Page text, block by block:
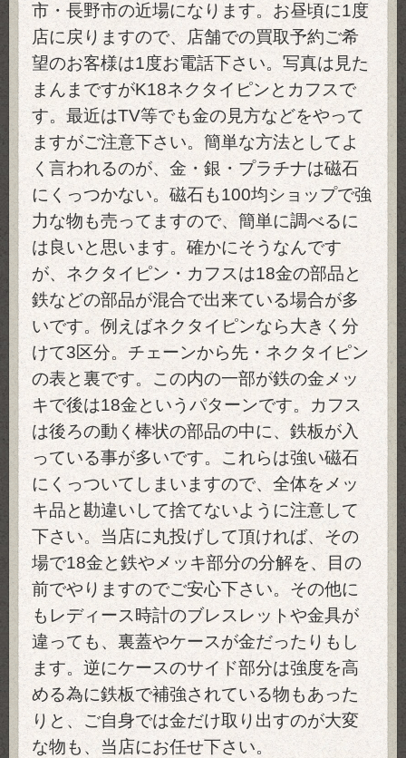
市・長野市の近場になります。お昼頃に1度
店に戻りますので、店舗での買取予約ご希
望のお客様は1度お電話下さい。写真は見た
まんまですがK18ネクタイピンとカフスで
す。最近はTV等でも金の見方などをやって
ますがご注意下さい。簡単な方法としてよ
く言われるのが、金・銀・プラチナは磁石
にくっつかない。磁石も100均ショップで強
力な物も売ってますので、簡単に調べるに
は良いと思います。確かにそうなんです
が、ネクタイピン・カフスは18金の部品と
鉄などの部品が混合で出来ている場合が多
いです。例えばネクタイピンなら大きく分
けて3区分。チェーンから先・ネクタイピン
の表と裏です。この内の一部が鉄の金メッ
キで後は18金というパターンです。カフス
は後ろの動く棒状の部品の中に、鉄板が入
っている事が多いです。これらは強い磁石
にくっついてしまいますので、全体をメッ
キ品と勘違いして捨てないように注意して
下さい。当店に丸投げして頂ければ、その
場で18金と鉄やメッキ部分の分解を、目の
前でやりますのでご安心下さい。その他に
もレディース時計のブレスレットや金具が
違っても、裏蓋やケースが金だったりもし
ます。逆にケースのサイド部分は強度を高
める為に鉄板で補強されている物もあった
りと、ご自身では金だけ取り出すのが大変
な物も、当店にお任せ下さい。